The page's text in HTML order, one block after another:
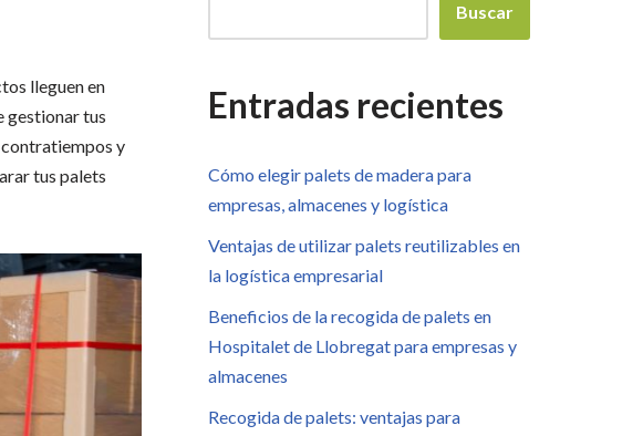
lleguen en
gestionar tus
contratiempos y
tus palets
Buscar
Entradas recientes
Cómo elegir palets de madera para
empresas, almacenes y logística
Ventajas de utilizar palets reutilizables en
la logística empresarial
Beneficios de la recogida de palets en
Hospitalet de Llobregat para empresas y
almacenes
Recogida de palets: ventajas para